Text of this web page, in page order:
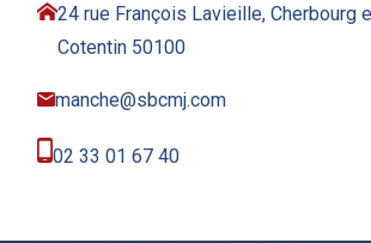
24 rue François Lavieille, Cherbourg
Cotentin 50100
manche@sbcmj.com
02 33 01 67 40